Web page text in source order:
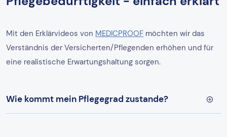
Mit den Erklärvideos von MEDICPROOF möchten wir das
Verständnis der Versicherten/Pflegenden erhöhen und für
eine realistische Erwartungshaltung sorgen.
Wie kommt mein Pflegegrad zustande?